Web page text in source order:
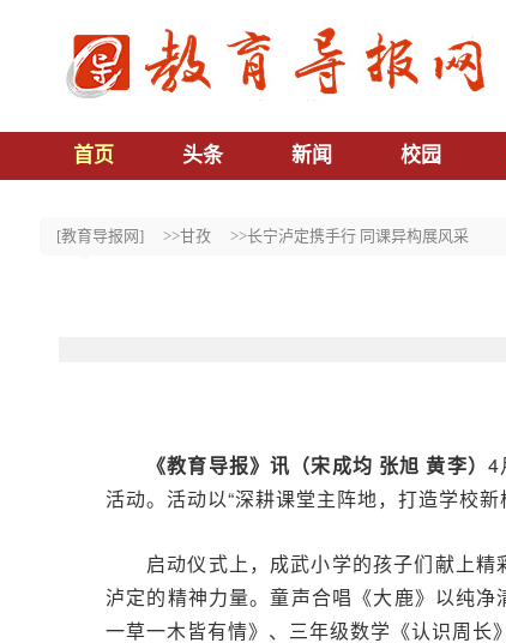
首页 头条 新闻 校园
[教育导报网] >>甘孜 >>长宁泸定携手行 同课异构展风采
《教育导报》 讯 （宋成均 张旭 黄李） 4
活动。活动以“深耕课堂主阵地，打造学校
启动仪式上，成武小学的孩子们献上
泸定的精神力量。童声合唱《大鹿》以纯
一草一木皆有情》、三年级数学《认识周长